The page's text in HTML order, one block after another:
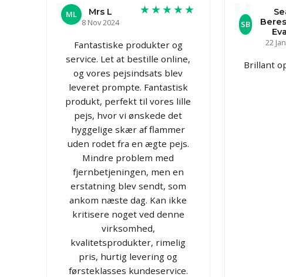
ML
Mrs L
8 Nov 2024
★★★★★
Fantastiske produkter og
service. Let at bestille online,
og vores pejsindsats blev
leveret prompte. Fantastisk
produkt, perfekt til vores lille
pejs, hvor vi ønskede det
hyggelige skær af flammer
uden rodet fra en ægte pejs.
Mindre problem med
fjernbetjeningen, men en
erstatning blev sendt, som
ankom næste dag. Kan ikke
kritisere noget ved denne
virksomhed,
kvalitetsprodukter, rimelig
pris, hurtig levering og
førsteklasses kundeservice.
SB
22
Brillant